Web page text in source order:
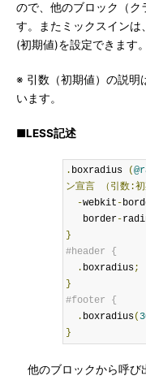
ので、他のブロック（ク
す。またミックスインは
(初期値)を設定できます。
※ 引数（初期値）の説明
います。
■LESS記述
. boxradius (
ン宣言
（引数:初
-webkit -
   border
-
}
#header {
. boxradius;
}
#footer {
. boxradius(
}
他のブロックから呼び